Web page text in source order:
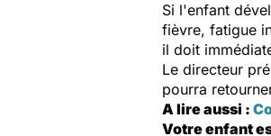
Si l'enfant
fièvre, fatigue
il doit
Le directeur
pourra
A lire aussi :
Votre enfant